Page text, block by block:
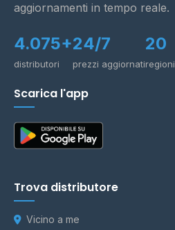
aggiornamenti in tempo reale.
4.075+
distributori
24/7
prezzi aggiornati
20
regioni
Scarica l'app
Trova distributore
Vicino a me